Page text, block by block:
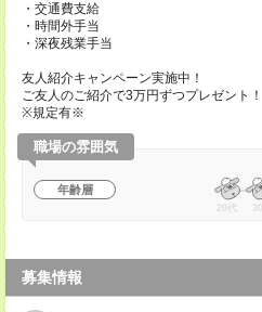
・交通費支給
・時間外手当
・深夜残業手当
友人紹介キャンペーン実施中！
ご友人のご紹介で3万円ずつプレゼント！
※規定有※
職場の雰囲気
年齢層
20代 30
募集情報